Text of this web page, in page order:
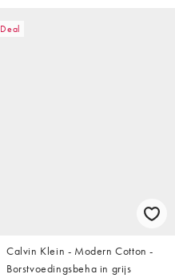
Deal
Calvin Klein - Modern Cotton -
Borstvoedingsbeha in grijs